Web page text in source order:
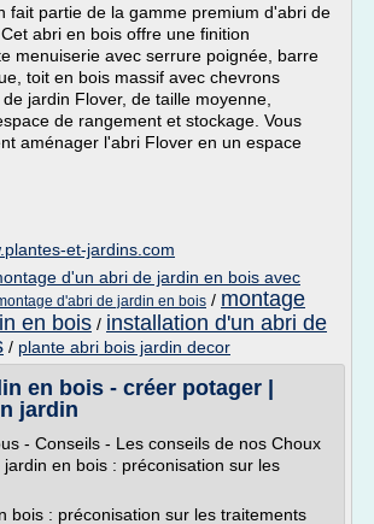
fait partie de la gamme premium d'abri de
abri en bois offre une finition
menuiserie avec serrure poignée, barre
toit en bois massif avec chevrons
jardin Flover, de taille moyenne,
de rangement et stockage. Vous
aménager l'abri Flover en un espace
et-jardins.com
d'un abri de jardin en bois avec
d'abri de jardin en bois / montage
en bois / installation d'un abri de
/ plante abri bois jardin decor
en bois - créer potager |
jardin
- Conseils - Les conseils de nos Choux
jardin en bois : préconisation sur les
bois : préconisation sur les traitements